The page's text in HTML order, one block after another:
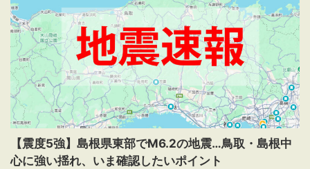
【震度5強】島根県東部でM6.2の地震…鳥取・島根中
心に強い揺れ、いま確認したいポイント